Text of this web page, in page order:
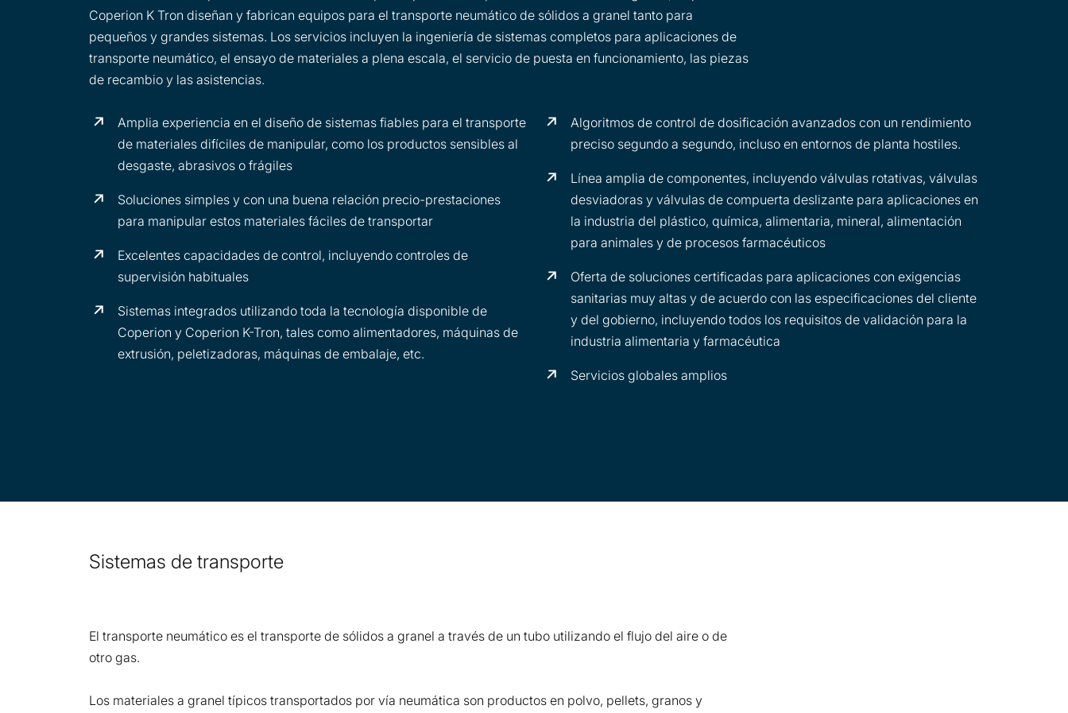
Coperion K Tron diseñan y fabrican equipos para el transporte neumático de sólidos a granel tanto para
pequeños y grandes sistemas. Los servicios incluyen la ingeniería de sistemas completos para aplicaciones de
transporte neumático, el ensayo de materiales a plena escala, el servicio de puesta en funcionamiento, las piezas
de recambio y las asistencias.
Amplia experiencia en el diseño de sistemas fiables para el transporte
de materiales difíciles de manipular, como los productos sensibles al
desgaste, abrasivos o frágiles
Soluciones simples y con una buena relación precio-prestaciones
para manipular estos materiales fáciles de transportar
Excelentes capacidades de control, incluyendo controles de
supervisión habituales
Sistemas integrados utilizando toda la tecnología disponible de
Coperion y Coperion K-Tron, tales como alimentadores, máquinas de
extrusión, peletizadoras, máquinas de embalaje, etc.
Algoritmos de control de dosificación avanzados con un rendimiento
preciso segundo a segundo, incluso en entornos de planta hostiles.
Línea amplia de componentes, incluyendo válvulas rotativas, válvulas
desviadoras y válvulas de compuerta deslizante para aplicaciones en
la industria del plástico, química, alimentaria, mineral, alimentación
para animales y de procesos farmacéuticos
Oferta de soluciones certificadas para aplicaciones con exigencias
sanitarias muy altas y de acuerdo con las especificaciones del cliente
y del gobierno, incluyendo todos los requisitos de validación para la
industria alimentaria y farmacéutica
Servicios globales amplios
Sistemas de transporte
El transporte neumático es el transporte de sólidos a granel a través de un tubo utilizando el flujo del aire o de
otro gas.
Los materiales a granel típicos transportados por vía neumática son productos en polvo, pellets, granos y